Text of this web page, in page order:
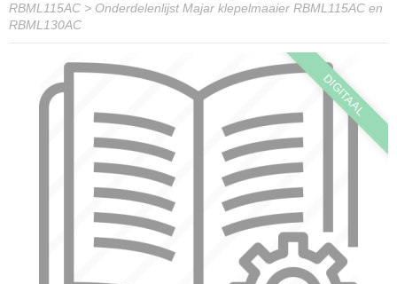
RBML115AC > Onderdelenlijst Majar klepelmaaier RBML115AC en
RBML130AC
DIGITAAL